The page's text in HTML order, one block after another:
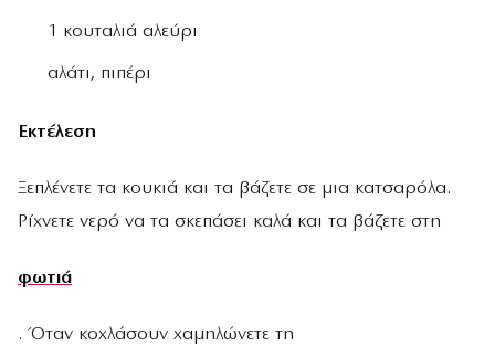
1 κουταλιά αλεύρι
αλάτι, πιπέρι
Εκτέλεση
Ξεπλένετε τα κουκιά και τα βάζετε σε μια κατσαρόλα.
Ρίχνετε νερό να τα σκεπάσει καλά και τα βάζετε στη
φωτιά
. Όταν κοχλάσουν χαμηλώνετε τη